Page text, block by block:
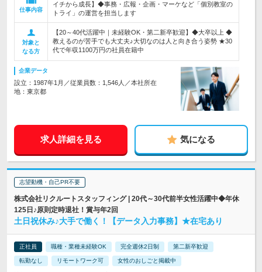
仕事内容
イチから成長】◆事務・広報・企画・マーケなど「個別教室の
トライ」の運営を担当します
対象と
なる方
【20～40代活躍中｜未経験OK・第二新卒歓迎】◆大卒以上 ◆
教えるのが苦手でも大丈夫♪大切なのは人と向き合う姿勢 ★30
代で年収1100万円の社員在籍中
企業データ
設立：1987年1月／従業員数：1,546人／本社所在
地：東京都
求人詳細を見る 気になる
志望動機・自己PR不要
株式会社リクルートスタッフィング | 20代～30代前半女性活躍中◆年休
125日♪原則定時退社！賞与年2回
土日祝休み♪大手で働く！【データ入力事務】★在宅あり
正社員 職種・業種未経験OK 完全週休2日制 第二新卒歓迎
転勤なし リモートワーク可 女性のおしごと掲載中